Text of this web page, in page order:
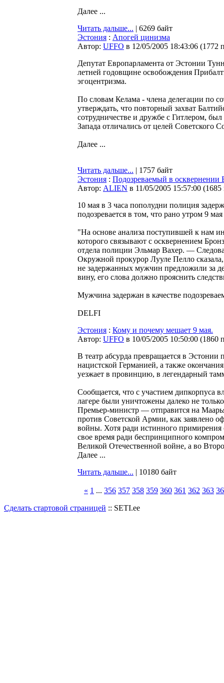
Далее ...
Читать дальше... | 6269 байт
Эстония : Апогей цинизма
Автор: UFFO в 12/05/2005 18:43:06 (1772
Депутат Европарламента от Эстонии
летней годовщине освобождения
эгоцентризма.
По словам Келама - члена делегации по
утверждать, что повторный захват
сотрудничестве и дружбе с Гитлером,
Запада отличались от целей
Далее ...
Читать дальше... | 1757 байт
Эстония : Подозреваемый в осквернении
Автор: ALIEN в 11/05/2005 15:57:00 (1685
10 мая в 3 часа пополудни полиция
подозревается в том, что рано утром 9
"На основе анализа поступившей к нам
которого связывают с осквернением
отдела полиции Эльмар Вахер. —
Окружной прокурор Лууле Пелло
не задержанных мужчин предложили за
вину, его слова должно прояснить
Мужчина задержан в качестве
DELFI
Эстония : Кому и почему мешает 9 мая.
Автор: UFFO в 10/05/2005 10:50:00 (1860
В театр абсурда превращается в Эстонии
нацистской Германией, а также
уезжает в провинцию, в легендарный
Сообщается, что с участием дипкорпуса
лагере были уничтожены далеко не
Премьер-министр — отправится на
против Советской Армии, как
войны. Хотя ради истинного
свое время ради беспринципного
Великой Отечественной войне, а во
Далее ...
Читать дальше... | 10180 байт
« 1 ... 356 357 358 359 360 361 362 363
Сделать стартовой страницей :: SETI.ee